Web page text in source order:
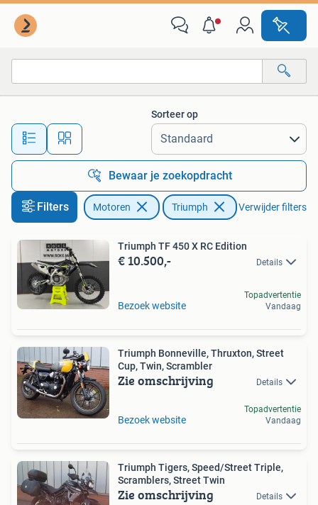
Alle afstanden…
Sorteer op
Bewaar je zoekopdracht
Filters Motoren Triumph Verwijder filters
Triumph TF 450 X RC Edition
€ 10.500,- Details
Bezoek website
Topadvertentie
Vandaag
Triumph Bonneville, Thruxton, Street
Cup, Twin, Scrambler
Zie omschrijving Details
Bezoek website
Topadvertentie
Vandaag
Triumph Tigers, Speed/Street Triple,
Scramblers, Street Twin
Zie omschrijving Details